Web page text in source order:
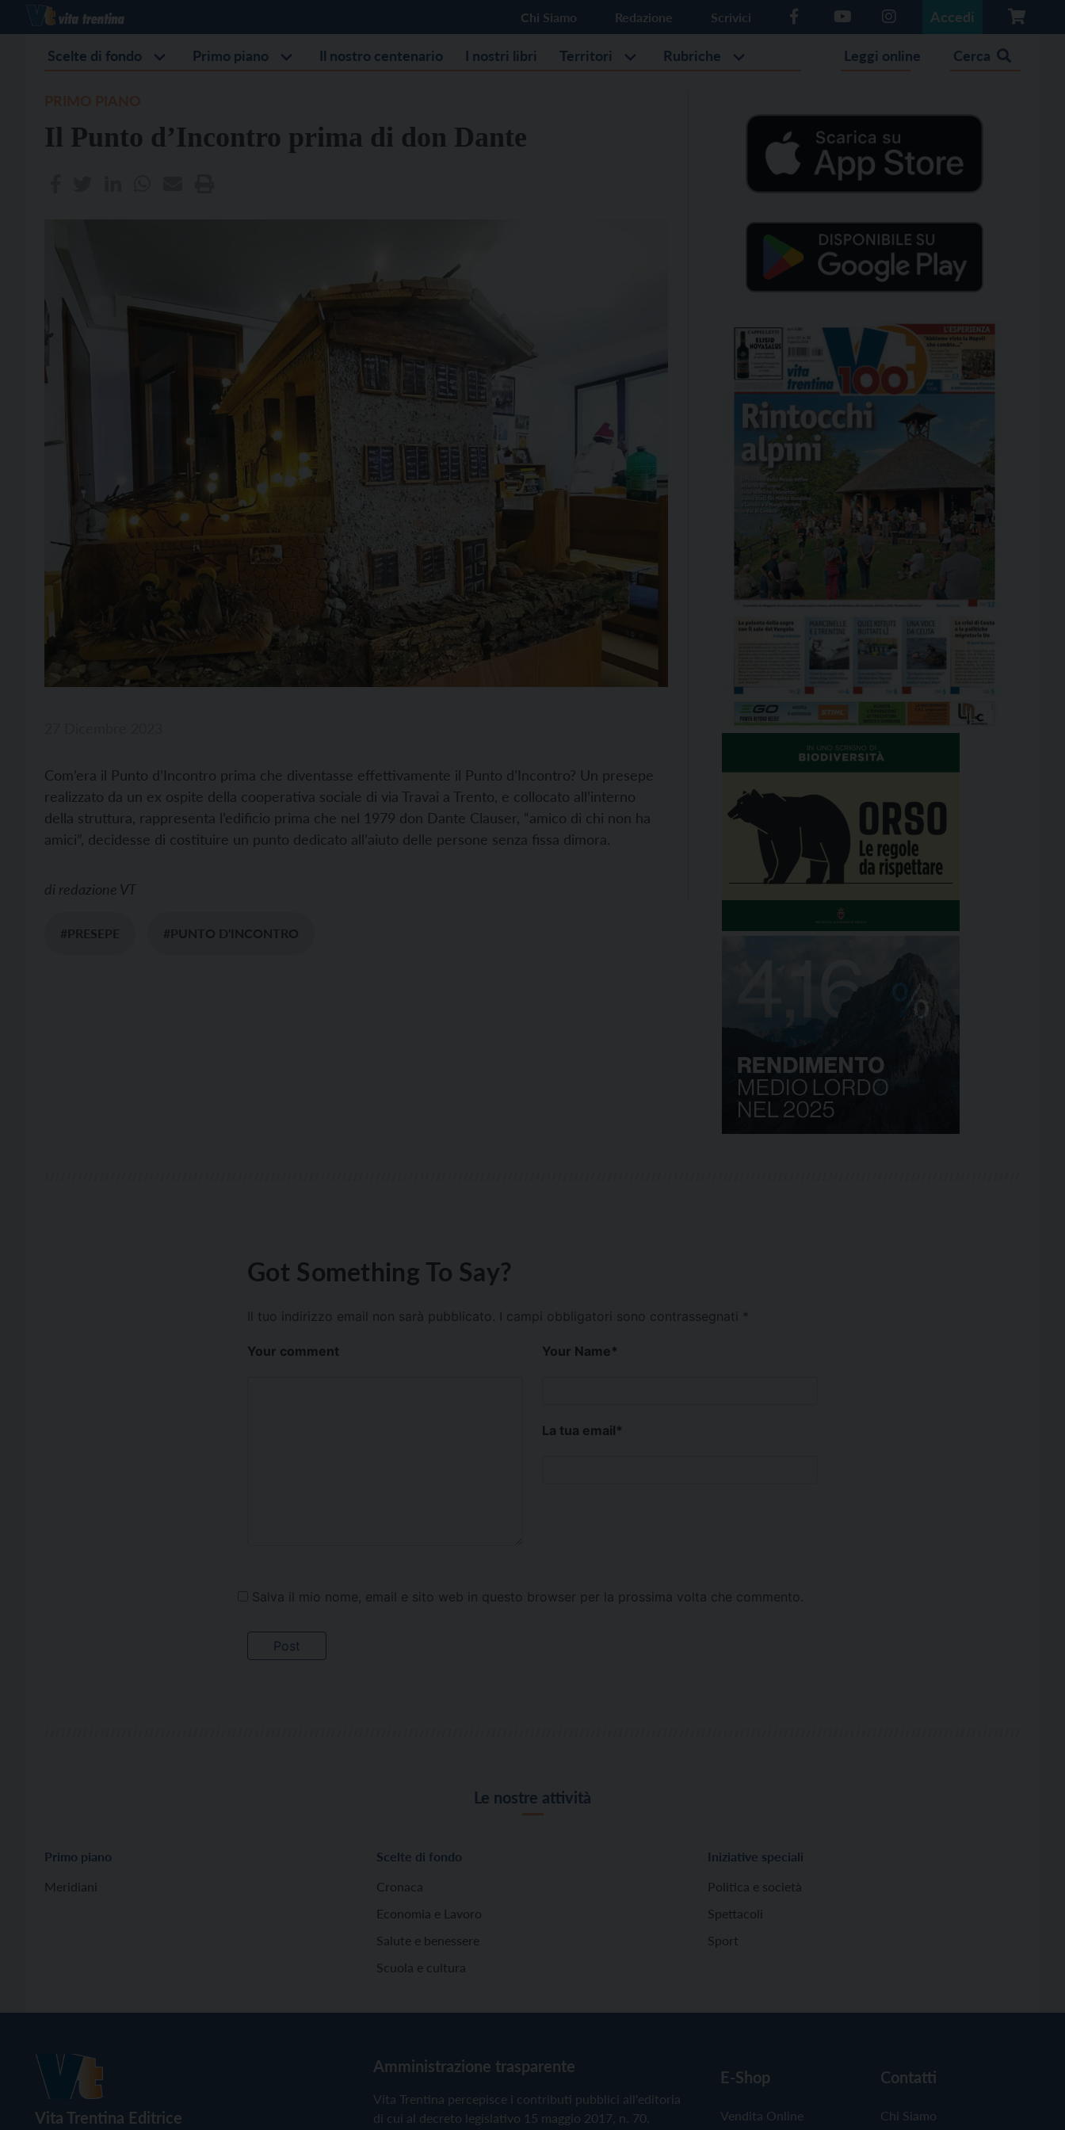
Chi Siamo Redazione Scrivici Accedi
Scelte di fondo Primo piano Il nostro centenario I nostri libri Territori Rubriche Leggi online Cerca
Il Punto d’Incontro prima di don Dante
Com’era il Punto d’Incontro prima che diventasse effettivamente il Punto d’Incontro? Un presepe
realizzato da un ex ospite della cooperativa sociale di via Travai a Trento, e collocato all’interno
della struttura, rappresenta l’edificio prima che nel 1979 don Dante Clauser, “amico di chi non ha
amici”, decidesse di costituire un punto dedicato all’aiuto delle persone senza fissa dimora.
di redazione VT
#PRESEPE #PUNTO D'INCONTRO
Got Something To Say?
Il tuo indirizzo email non sarà pubblicato. I campi obbligatori sono contrassegnati *
Your comment Your Name*
La tua email*
Salva il mio nome, email e sito web in questo browser per la prossima volta che commento.
Le nostre attività
Primo piano
Meridiani
Scelte di fondo
Cronaca
Economia e Lavoro
Salute e benessere
Scuola e cultura
Iniziative speciali
Politica e società
Spettacoli
Sport
Vita Trentina Editrice
Amministrazione trasparente
Vita Trentina percepisce i contributi pubblici all'editoria
di cui al decreto legislativo 15 maggio 2017, n. 70.
E-Shop
Vendita Online
Contatti
Chi Siamo